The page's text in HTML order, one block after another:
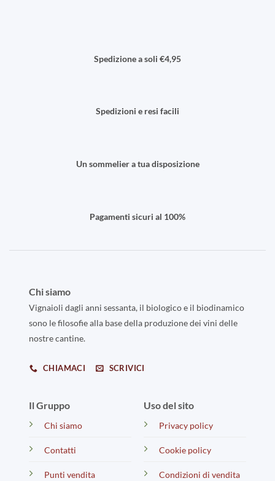
Spedizione a soli €4,95
Spedizioni e resi facili
Un sommelier a tua disposizione
Pagamenti sicuri al 100%
Chi siamo
Vignaioli dagli anni sessanta, il biologico e il biodinamico
sono le filosofie alla base della produzione dei vini delle
nostre cantine.
CHIAMACI SCRIVICI
Il Gruppo
Chi siamo
Contatti
Punti vendita
Uso del sito
Privacy policy
Cookie policy
Condizioni di vendita